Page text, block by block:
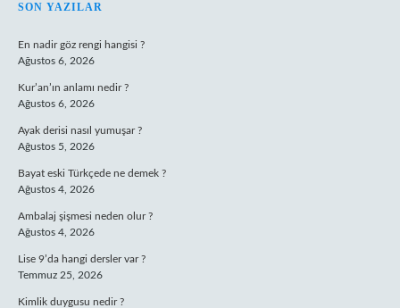
SIDEBAR
SON YAZILAR
En nadir göz rengi hangisi ?
Ağustos 6, 2026
Kur’an’ın anlamı nedir ?
Ağustos 6, 2026
Ayak derisi nasıl yumuşar ?
Ağustos 5, 2026
Bayat eski Türkçede ne demek ?
Ağustos 4, 2026
Ambalaj şişmesi neden olur ?
Ağustos 4, 2026
Lise 9’da hangi dersler var ?
Temmuz 25, 2026
Kimlik duygusu nedir ?